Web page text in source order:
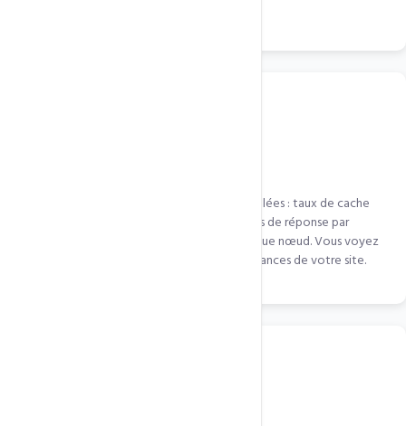
Interface QUIC.cloud avec statistiques détaillées : taux de cache
hit/miss, bande passante économisée, temps de réponse par
région, nombre de requêtes servies par chaque nœud. Vous voyez
exactement l'impact du CDN sur les performances de votre site.